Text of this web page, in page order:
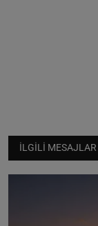
İLGILI MESAJLAR